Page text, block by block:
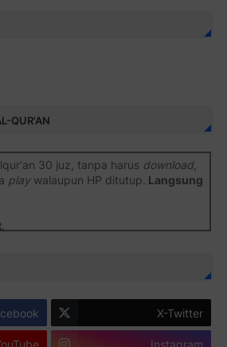
QUR'AN
30 juz, tanpa harus download,
playwalaupun HP ditutup. Langsung
X-Twitter
Instagram